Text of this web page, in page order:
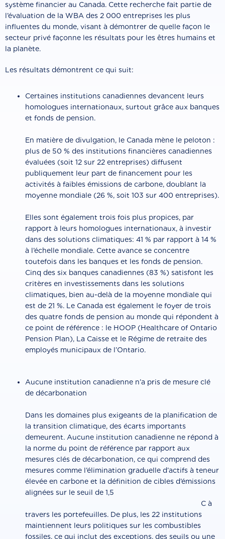
système financier au Canada. Cette recherche fait partie de
l’évaluation de la WBA des 2 000 entreprises les plus
influentes du monde, visant à démontrer de quelle façon le
secteur privé façonne les résultats pour les êtres humains et
la planète.
Les résultats démontrent ce qui suit:
Certaines institutions canadiennes devancent leurs
homologues internationaux, surtout grâce aux banques
et fonds de pension.
En matière de divulgation, le Canada mène le peloton :
plus de 50 % des institutions financières canadiennes
évaluées (soit 12 sur 22 entreprises) diffusent
publiquement leur part de financement pour les
activités à faibles émissions de carbone, doublant la
moyenne mondiale (26 %, soit 103 sur 400 entreprises).
Elles sont également trois fois plus propices, par
rapport à leurs homologues internationaux, à investir
dans des solutions climatiques: 41 % par rapport à 14 %
à l’échelle mondiale. Cette avance se concentre
toutefois dans les banques et les fonds de pension.
Cinq des six banques canadiennes (83 %) satisfont les
critères en investissements dans les solutions
climatiques, bien au-delà de la moyenne mondiale qui
est de 21 %. Le Canada est également le foyer de trois
des quatre fonds de pension au monde qui répondent à
ce point de référence : le HOOP (Healthcare of Ontario
Pension Plan), La Caisse et le Régime de retraite des
employés municipaux de l’Ontario.
Aucune institution canadienne n’a pris de mesure clé
de décarbonation
Dans les domaines plus exigeants de la planification de
la transition climatique, des écarts importants
demeurent. Aucune institution canadienne ne répond à
la norme du point de référence par rapport aux
mesures clés de décarbonation, ce qui comprend des
mesures comme l’élimination graduelle d’actifs à teneur
élevée en carbone et la définition de cibles d’émissions
alignées sur le seuil de 1,5
C à
travers les portefeuilles. De plus, les 22 institutions
maintiennent leurs politiques sur les combustibles
fossiles, ce qui inclut des exceptions, des seuils ou une